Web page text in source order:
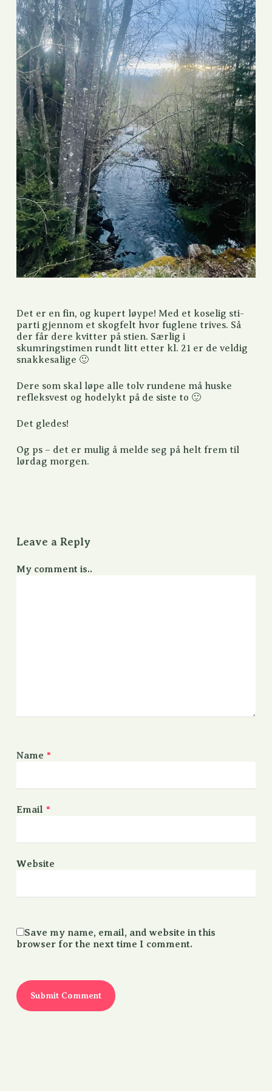
Det er en fin, og kupert løype! Med et koselig sti-
parti gjennom et skogfelt hvor fuglene trives. Så
der får dere kvitter på stien. Særlig i
skumringstimen rundt litt etter kl. 21 er de veldig
snakkesalige 🙂
Dere som skal løpe alle tolv rundene må huske
refleksvest og hodelykt på de siste to 🙂
Det gledes!
Og ps – det er mulig å melde seg på helt frem til
lørdag morgen.
Leave a Reply
My comment is..
Name *
Email *
Website
Save my name, email, and website in this
browser for the next time I comment.